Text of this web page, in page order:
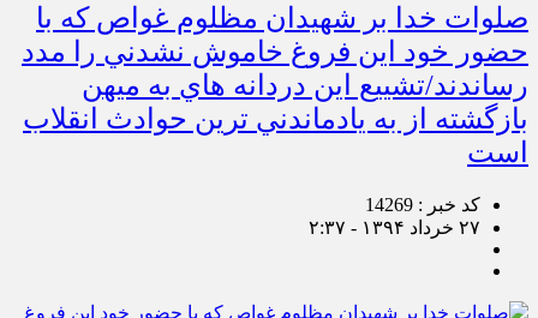
صلوات خدا بر شهيدان مظلوم غواص که با
حضور خود اين فروغ خاموش نشدني را مدد
رساندند/تشييع اين دردانه هاي به ميهن
بازگشته از به يادماندني ترين حوادث انقلاب
است
کد خبر : 14269
۲۷ خرداد ۱۳۹۴ - ۲:۳۷